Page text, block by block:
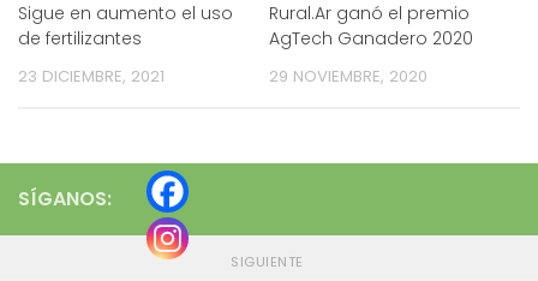
Sigue en aumento el uso
de fertilizantes
23 DICIEMBRE, 2021
Rural.Ar ganó el premio
AgTech Ganadero 2020
29 NOVIEMBRE, 2020
SÍGANOS:
SIGUIENTE